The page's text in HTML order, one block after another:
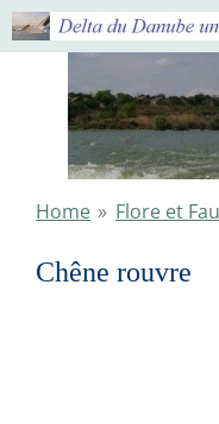
Ga
direct
hoofdinhoud
Home » Flore et
Chêne rouvre